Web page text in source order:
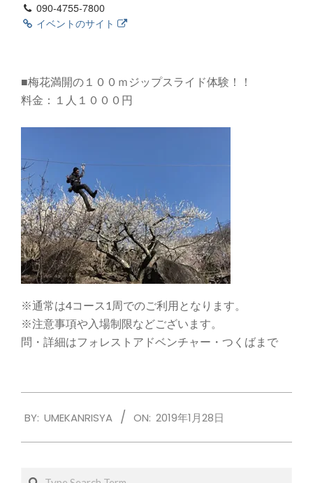
090-4755-7800
イベントのサイト
■梅花満開の１００ｍジップスライド体験！！
料金：１人１０００円
※通常は4コース1周でのご利用となります。
※注意事項や入場制限などございます。
問・詳細はフォレストアドベンチャー・つくばまで
01-
BY: UMEKANRISYA ON: 2019年1月28日
Search